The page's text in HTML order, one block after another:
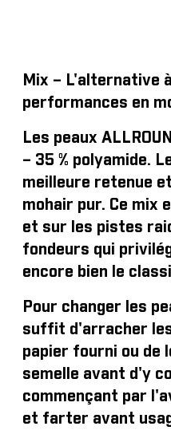
Mix – L'alternative
performances en
Les peaux
– 35 % polyamide.
meilleure retenue
mohair pur. Ce mix
et sur les pistes
fondeurs qui
encore bien le
Pour changer les
suffit d'arracher les
papier fourni ou de
semelle avant d'y
commençant par
et farter avant